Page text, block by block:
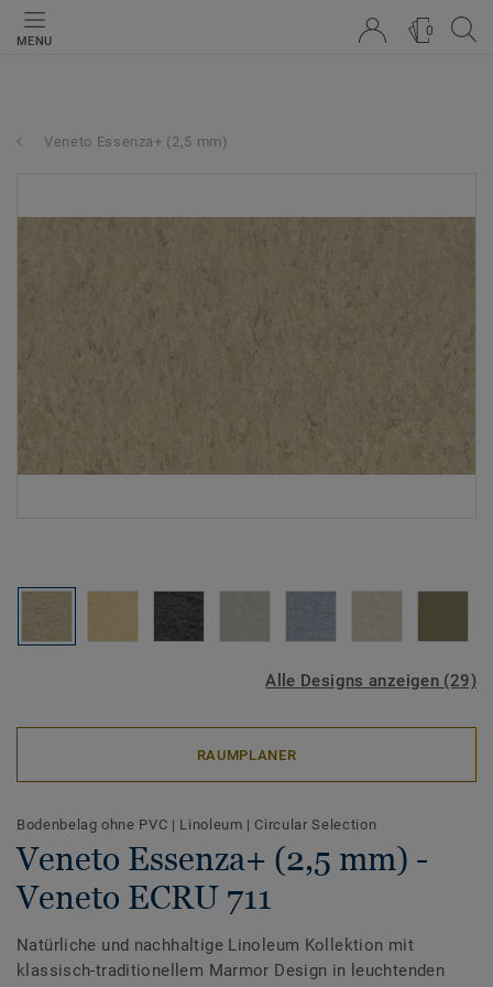
MENU
0
Veneto Essenza+ (2,5 mm)
Alle Designs anzeigen (29)
RAUMPLANER
Bodenbelag ohne PVC | Linoleum | Circular Selection
Veneto Essenza+ (2,5 mm) -
Veneto ECRU 711
Natürliche und nachhaltige Linoleum Kollektion mit
klassisch-traditionellem Marmor Design in leuchtenden